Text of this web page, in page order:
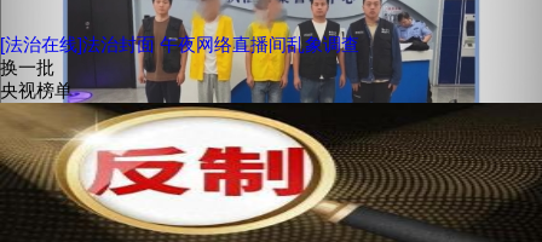
[法治在线]法治封面 午夜网络直播间乱象调查
换一批
央视榜单